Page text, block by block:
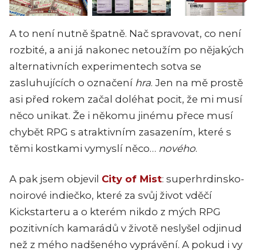
A to není nutně špatně. Nač spravovat, co není
rozbité, a ani já nakonec netoužím po nějakých
alternativních experimentech sotva se
zasluhujících o označení hra. Jen na mě prostě
asi před rokem začal doléhat pocit, že mi musí
něco unikat. Že i někomu jinému přece musí
chybět RPG s atraktivním zasazením, které s
těmi kostkami vymyslí něco… nového.
A pak jsem objevil City of Mist: superhrdinsko-
noirové indiečko, které za svůj život vděčí
Kickstarteru a o kterém nikdo z mých RPG
pozitivních kamarádů v životě neslyšel odjinud
než z mého nadšeného vyprávění. A pokud i vy